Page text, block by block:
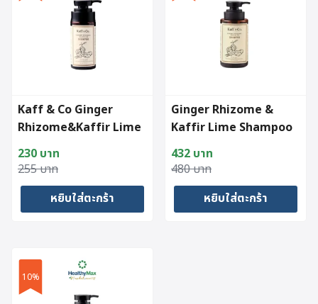
Kaff & Co Ginger
Rhizome&Kaffir Lime
Shampoo (150ml.)
255บาท
Original
price
230 บาท
Current
price
หยิบใส่ตะกร้า
Ginger Rhizome &
Kaffir Lime Shampoo
(300ml.)
480บาท
Original
price
432 บาท
Current
price
หยิบใส่ตะกร้า
10%